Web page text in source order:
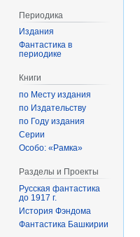
Периодика
Издания
Фантастика в
периодике
Книги
по Месту издания
по Издательству
по Году издания
Серии
Особо: «Рамка»
Разделы и Проекты
Русская фантастика
до 1917 г.
История Фэндома
Фантастика Башкирии